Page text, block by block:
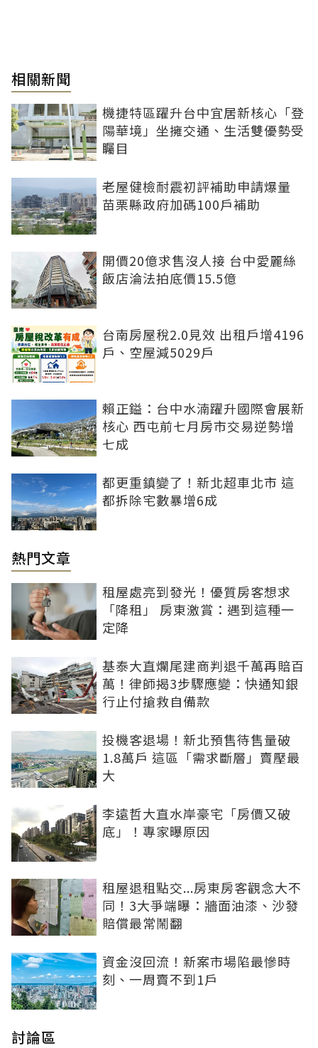
相關新聞
機捷特區躍升台中宜居新核心「登
陽華境」坐擁交通、生活雙優勢受
矚目
老屋健檢耐震初評補助申請爆量
苗栗縣政府加碼100戶補助
開價20億求售沒人接 台中愛麗絲
飯店淪法拍底價15.5億
台南房屋稅2.0見效 出租戶增4196
戶、空屋減5029戶
賴正鎰：台中水湳躍升國際會展新
核心 西屯前七月房市交易逆勢增
七成
都更重鎮變了！新北超車北市 這
都拆除宅數暴增6成
熱門文章
租屋處亮到發光！優質房客想求
「降租」 房東激賞：遇到這種一
定降
基泰大直爛尾建商判退千萬再賠百
萬！律師揭3步驟應變：快通知銀
行止付搶救自備款
投機客退場！新北預售待售量破
1.8萬戶 這區「需求斷層」賣壓最
大
李遠哲大直水岸豪宅「房價又破
底」！專家曝原因
租屋退租點交...房東房客觀念大不
同！3大爭端曝：牆面油漆、沙發
賠償最常鬧翻
資金沒回流！新案市場陷最慘時
刻、一周賣不到1戶
討論區